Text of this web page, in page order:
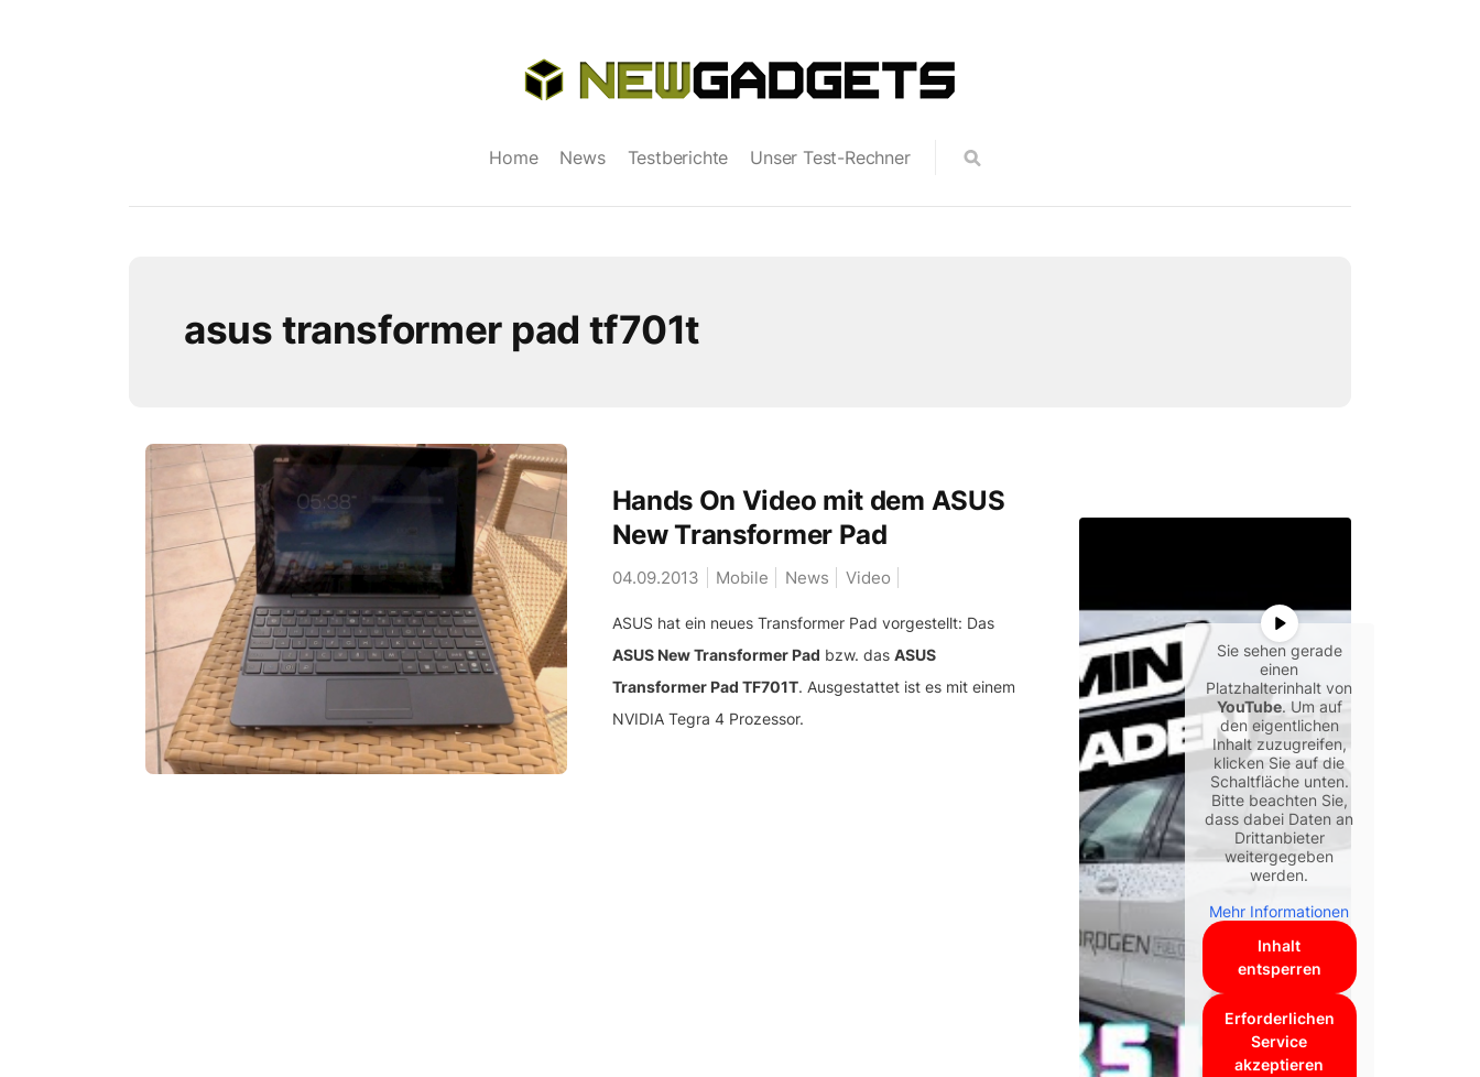
Home News Testberichte Unser Test-Rechner
asus transformer pad tf701t
Hands On Video mit dem ASUS
New Transformer Pad
04.09.2013 Mobile News Video
ASUS hat ein neues Transformer Pad vorgestellt: Das
ASUS New Transformer Pad bzw. das ASUS
Transformer Pad TF701T. Ausgestattet ist es mit einem
NVIDIA Tegra 4 Prozessor.
Sie sehen gerade
einen
Platzhalterinhalt von
YouTube. Um auf
den eigentlichen
Inhalt zuzugreifen,
klicken Sie auf die
Schaltfläche unten.
Bitte beachten Sie,
dass dabei Daten an
Drittanbieter
weitergegeben
werden.
Mehr Informationen
Inhalt
entsperren
Erforderlichen
Service
akzeptieren